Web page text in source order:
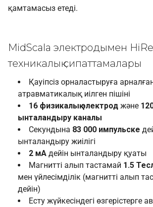
қамтамасыз етеді.
MidScala электродымен
техникалық сипаттамалары
Қауіпсіз орналастыруға
атравматикалық иілген пішіні
16 физикалық электрод және
ынталандыру каналы
Секундына 83 000 импульске
ынталандыру жиілігі
2 мА дейін ынталандыру қуаты
Магнитті алып тастамай 1.5
мен үйлесімділік (магнитті алып
дейін)
Есту жүйкесіндегі өзгерістерге